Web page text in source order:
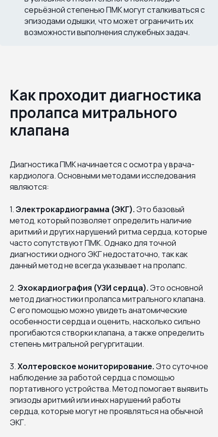
серьёзной степенью ПМК могут сталкиваться с
эпизодами одышки, что может ограничить их
возможности выполнения служебных задач.
Как проходит диагностика
пролапса митрального
клапана
Диагностика ПМК начинается с осмотра у врача-
кардиолога. Основными методами исследования
являются:
1.Электрокардиограмма (ЭКГ). Это базовый
метод, который позволяет определить наличие
аритмий и других нарушений ритма сердца, которые
часто сопутствуют ПМК. Однако для точной
диагностики одного ЭКГ недостаточно, так как
данный метод не всегда указывает на пролапс.
2.Эхокардиография (УЗИ сердца). Это основной
метод диагностики пролапса митрального клапана.
С его помощью можно увидеть анатомические
особенности сердца и оценить, насколько сильно
прогибаются створки клапана, а также определить
степень митральной регургитации.
3.Холтеровское мониторирование. Это суточное
наблюдение за работой сердца с помощью
портативного устройства. Метод помогает выявить
эпизоды аритмий или иных нарушений работы
сердца, которые могут не проявляться на обычной
ЭКГ.